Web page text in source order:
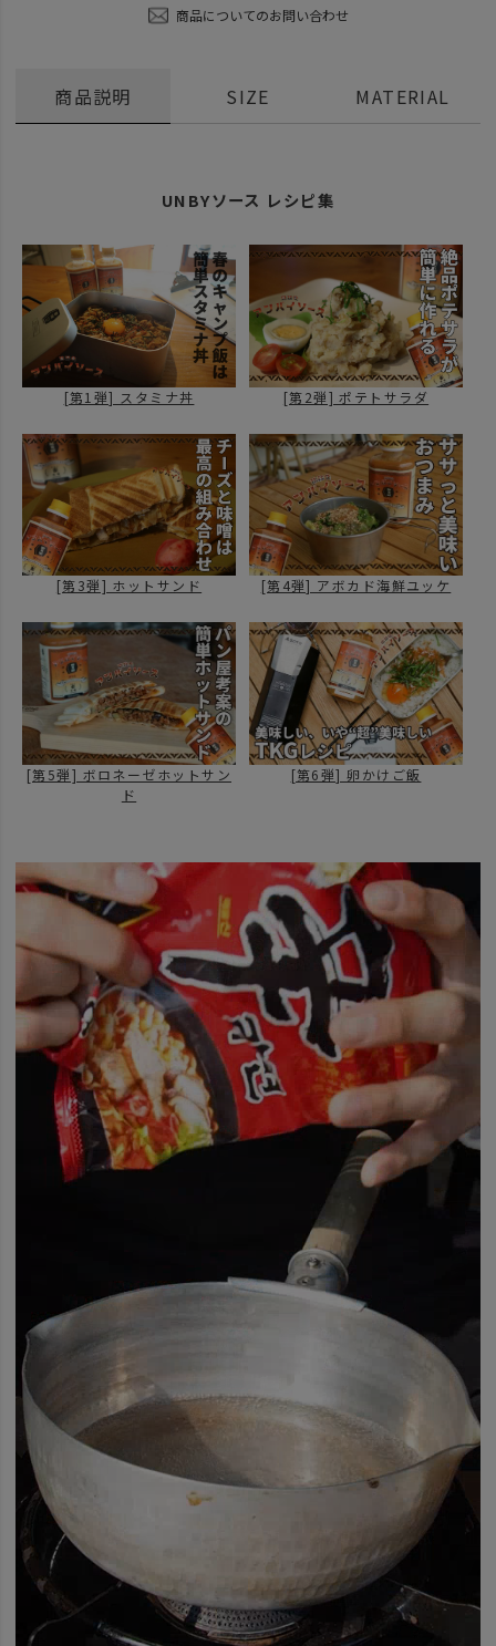
商品についてのお問い合わせ
商品説明
UNBYソース レシピ集
[第1弾] スタミナ丼 [第2弾] ポテトサラダ
[第3弾] ホットサンド [第4弾] アボカド海鮮ユッケ
[第5弾] ボロネーゼホットサン
ド
[第6弾] 卵かけご飯
SIZE MATERIAL